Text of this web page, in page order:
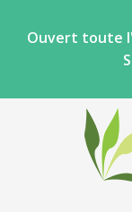
Ouvert toute